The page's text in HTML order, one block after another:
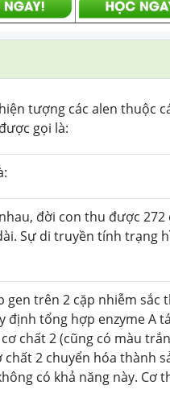
tượng các alen thuộc
gọi là:
đời con thu được
Sự di truyền tính trạng
gen trên 2 cặp nhiễm sắc
định tổng hợp enzyme A
chất 2 (cũng có màu
2 chuyển hóa thành
có khả năng này. Cơ